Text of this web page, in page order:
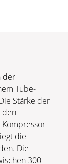
der
Tube-
Stärke der
den
die
Die
300